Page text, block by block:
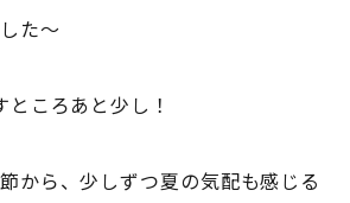
せ
た～
ころあと少し！
から、少しずつ夏の気配も感じる